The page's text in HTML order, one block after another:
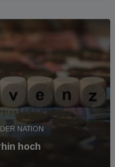
NATION
hoch